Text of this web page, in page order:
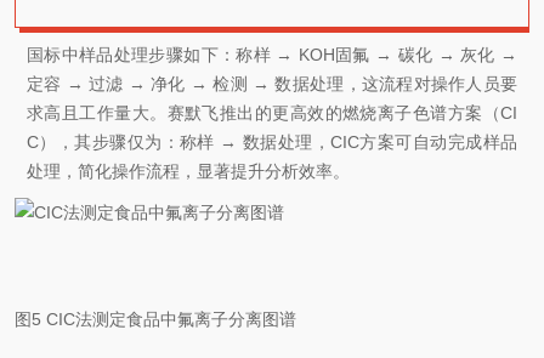
国标中样品处理步骤如下：称样 → KOH固氟 → 碳化 → 灰化 →
定容 → 过滤 → 净化 → 检测 → 数据处理，这流程对操作人员要
求高且工作量大。赛默飞推出的更高效的燃烧离子色谱方案（CI
C），其步骤仅为：称样 → 数据处理，CIC方案可自动完成样品
处理，简化操作流程，显著提升分析效率。
图5 CIC法测定食品中氟离子分离图谱